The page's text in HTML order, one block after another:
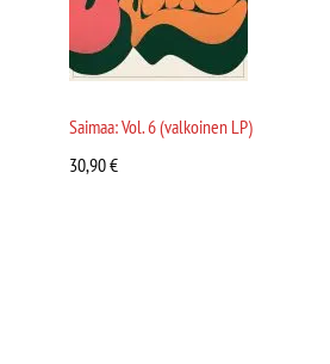
Saimaa: Vol. 6 (valkoinen LP)
30,90€